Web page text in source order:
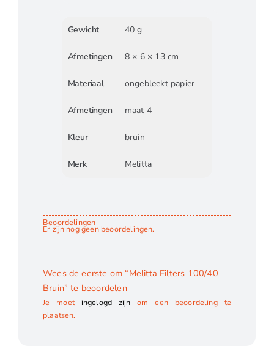
Gewicht 40 g
Afmetingen 8 × 6 × 13 cm
Materiaal ongebleekt papier
Afmetingen maat 4
Kleur bruin
Merk Melitta
Beoordelingen
Er zijn nog geen beoordelingen.
Wees de eerste om “Melitta Filters 100/40
Bruin” te beoordelen
Je moet ingelogd zijn om een beoordeling te
plaatsen.